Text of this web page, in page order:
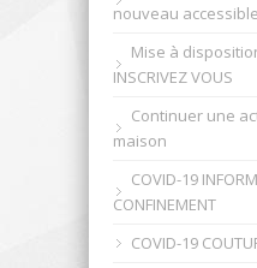
nouveau
Mise à
INSCRIVEZ VOUS
Continuer une
maison
COVID-19
CONFINEMENT
COVID-19